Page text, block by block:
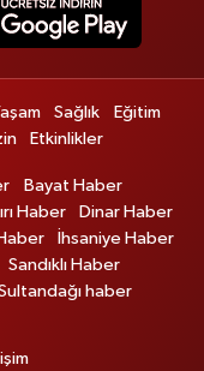
Sağlık
Eğitim
Etkinlikler
Bayat Haber
Haber
Dinar Haber
İhsaniye Haber
Sandıklı Haber
haber